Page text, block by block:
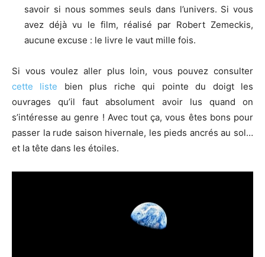
savoir si nous sommes seuls dans l’univers. Si vous
avez déjà vu le film, réalisé par Robert Zemeckis,
aucune excuse : le livre le vaut mille fois.
Si vous voulez aller plus loin, vous pouvez consulter
cette liste bien plus riche qui pointe du doigt les
ouvrages qu’il faut absolument avoir lus quand on
s’intéresse au genre ! Avec tout ça, vous êtes bons pour
passer la rude saison hivernale, les pieds ancrés au sol…
et la tête dans les étoiles.